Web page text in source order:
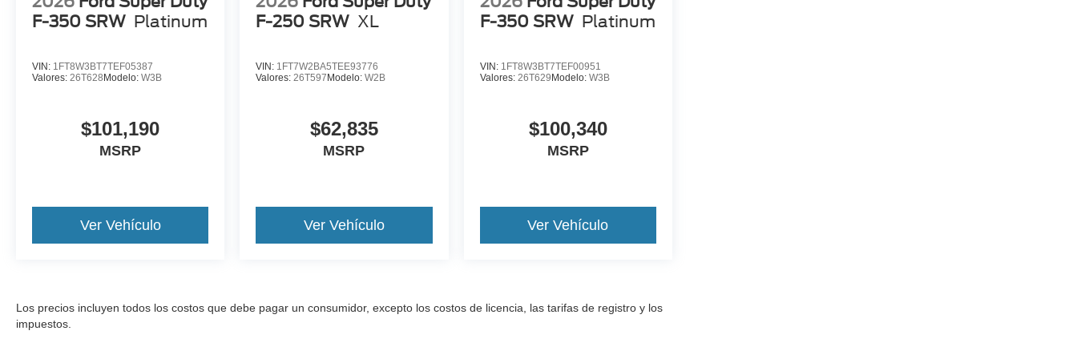
F-350 SRW Platinum
VIN: 1FT8W3BT7TEF05387
Valores: 26T628 Modelo: W3B
$101,190
MSRP
Ver Vehículo
F-250 SRW XL
VIN: 1FT7W2BA5TEE93776
Valores:26T597 Modelo:W2B
$62,835
MSRP
Ver Vehículo
F-350 SRW Platinum
VIN: 1FT8W3BT7TEF00951
Valores: 26T629 Modelo: W3B
$100,340
MSRP
Ver Vehículo
Los precios incluyen todos los costos que debe pagar un consumidor, excepto los costos de licencia, las tarifas de registro y los
impuestos.